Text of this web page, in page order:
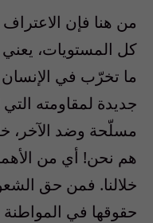
من هنا فإن الاعتراف
كل المستويات، يعني
ما تخرّب في
جديدة لمقاومته
مسلّحة وضد الآخر،
هم نحن! أي من
خلالنا. فمن حق
حقوقها في المواطنة